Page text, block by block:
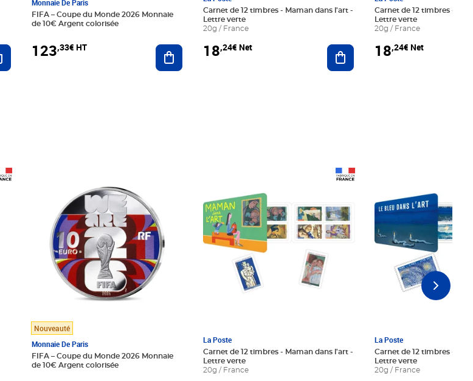
Ajouter au panier
Monnaie De Paris
FIFA – Coupe du Monde 2026 Monnaie
de 10€ Argent colorisée
123,33€ HT Ajouter au panier
Carnet de 12 timbres - Maman dans l'art -
Lettre verte
20g / France
18,24€ Net Ajouter au panier
Carnet de 12 timbres - Le
Lettre verte
20g / France
18,24€ Net
Nouveauté
Monnaie De Paris
FIFA – Coupe du Monde 2026 Monnaie
de 10€ Argent colorisée
La Poste
Carnet de 12 timbres - Maman dans l'art -
Lettre verte
20g / France
La Poste
Carnet de 12 timbres - Le
Lettre verte
20g / France